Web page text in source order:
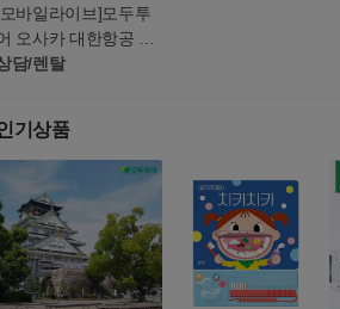
바일라이브]모두투
오사카 대한항공 1
3일, 2박4일 밤도깨
! 쇼핑/미식투어 떠나
담/렌탈
기상품